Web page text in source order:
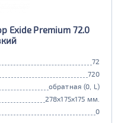
Exide Premium 72.0
72
720
обратная (0, L)
278x175x175 мм.
0